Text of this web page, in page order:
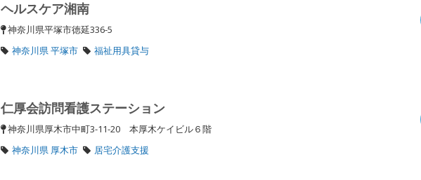
ヘルスケア湘南
神奈川県平塚市徳延336-5
神奈川県 平塚市
福祉用具貸与
仁厚会訪問看護ステーション
神奈川県厚木市中町3-11-20 本厚木ケイビル６階
神奈川県 厚木市
居宅介護支援